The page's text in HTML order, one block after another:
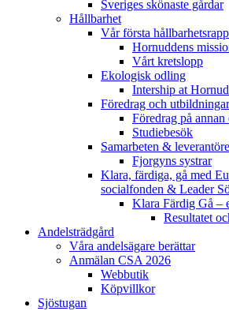
Sveriges skönaste gårdar
Hållbarhet
Vår första
Hornuddens
Vårt kretslopp
Ekologisk odling
Intership at
Föredrag och utbildningar
Föredrag på
Studiebesök
Samarbeten &
Fjorgyns systrar
Klara, färdiga, gå med
socialfonden & Leader
Klara Färdig Gå –
Resultatet
Andelsträdgård
Våra andelsägare berättar
Anmälan CSA 2026
Webbutik
Köpvillkor
Sjöstugan